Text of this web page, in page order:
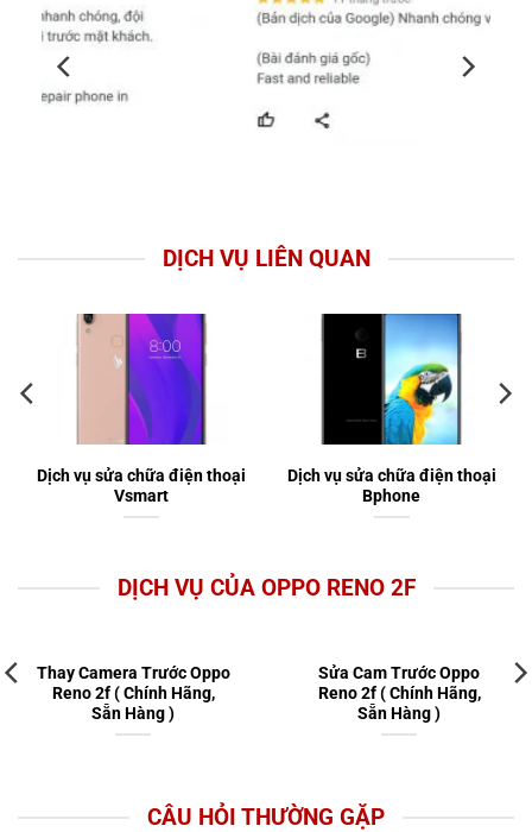
DỊCH VỤ LIÊN QUAN
Dịch vụ sửa chữa điện thoại
Vsmart
Dịch vụ sửa chữa điện thoại
Bphone
DỊCH VỤ CỦA OPPO RENO 2F
Thay Camera Trước Oppo
Reno 2f ( Chính Hãng,
Sẵn Hàng )
Sửa Cam Trước Oppo
Reno 2f ( Chính Hãng,
Sẵn Hàng )
CÂU HỎI THƯỜNG GẶP